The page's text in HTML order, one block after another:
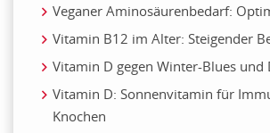
Veganer Aminosäurenbedarf:
Vitamin B12 im Alter: Steigender
Vitamin D gegen Winter-Blues und
Vitamin D: Sonnenvitamin für
Knochen